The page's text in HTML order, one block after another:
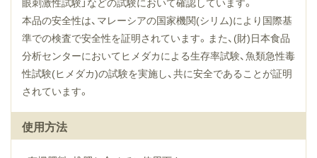
本品の安全性は、マレーシアの国家機関(シリム)により国際基
準での検査で安全性を証明されています。また、(財)日本食品
分析センターにおいてヒメダカによる生存率試験、魚類急性毒
性試験(ヒメダカ)の試験を実施し、共に安全であることが証明
されています。
使用方法